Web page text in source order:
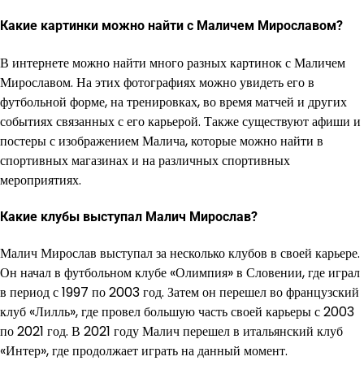
Какие картинки можно найти с Маличем Мирославом?
В интернете можно найти много разных картинок с Маличем
Мирославом. На этих фотографиях можно увидеть его в
футбольной форме, на тренировках, во время матчей и других
событиях связанных с его карьерой. Также существуют афиши и
постеры с изображением Малича, которые можно найти в
спортивных магазинах и на различных спортивных
мероприятиях.
Какие клубы выступал Малич Мирослав?
Малич Мирослав выступал за несколько клубов в своей карьере.
Он начал в футбольном клубе «Олимпия» в Словении, где играл
в период с 1997 по 2003 год. Затем он перешел во французский
клуб «Лилль», где провел большую часть своей карьеры с 2003
по 2021 год. В 2021 году Малич перешел в итальянский клуб
«Интер», где продолжает играть на данный момент.